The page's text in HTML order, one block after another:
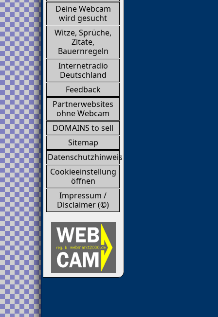
Deine Webcam
wird gesucht
Witze, Sprüche,
Zitate,
Bauernregeln
Internetradio
Deutschland
Feedback
Partnerwebsites
ohne Webcam
DOMAINS to sell
Sitemap
Datenschutzhinweis
Cookieeinstellung
öffnen
Impressum /
Disclaimer (©)